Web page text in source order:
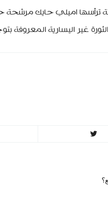
ترأسها اميلي حايك
غير اليسارية المعروفة